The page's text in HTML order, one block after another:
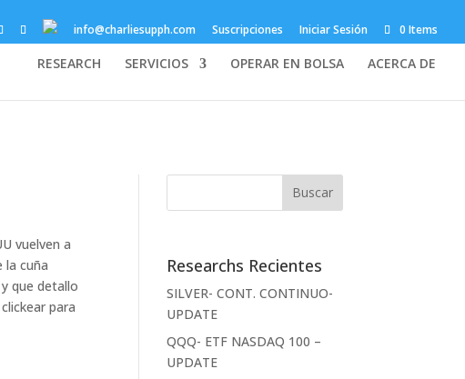
info@charliesupph.com Suscripciones Iniciar Sesión 0 Items
RESEARCH SERVICIOS OPERAR EN BOLSA ACERCA DE
vuelven a
la cuña
que detallo
para
Researchs Recientes
SILVER- CONT. CONTINUO-
UPDATE
QQQ- ETF NASDAQ 100 –
UPDATE